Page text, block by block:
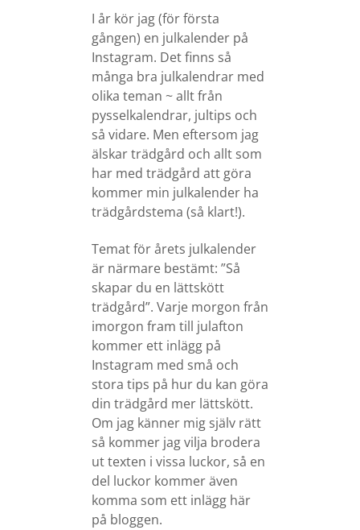
I år kör jag (för första
gången) en julkalender på
Instagram. Det finns så
många bra julkalendrar med
olika teman ~ allt från
pysselkalendrar, jultips och
så vidare. Men eftersom jag
älskar trädgård och allt som
har med trädgård att göra
kommer min julkalender ha
trädgårdstema (så klart!).
Temat för årets julkalender
är närmare bestämt: ”Så
skapar du en lättskött
trädgård”. Varje morgon från
imorgon fram till julafton
kommer ett inlägg på
Instagram med små och
stora tips på hur du kan göra
din trädgård mer lättskött.
Om jag känner mig själv rätt
så kommer jag vilja brodera
ut texten i vissa luckor, så en
del luckor kommer även
komma som ett inlägg här
på bloggen.